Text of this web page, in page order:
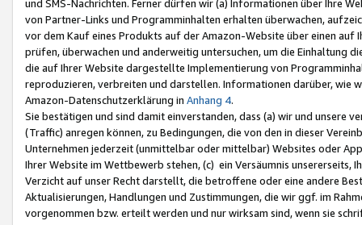
und SMS-Nachrichten. Ferner dürfen wir (a) Informationen über Ihre
von Partner-Links und Programminhalten erhalten überwachen,
vor dem Kauf eines Produkts auf der Amazon-Website über einen
prüfen, überwachen und anderweitig untersuchen, um die Einhaltung
die auf Ihrer Website dargestellte Implementierung von
reproduzieren, verbreiten und darstellen. Informationen darüber, wie
Amazon-Datenschutzerklärung in Anhang 4.
Sie bestätigen und sind damit einverstanden, dass (a) wir und
(Traffic) anregen können, zu Bedingungen, die von den in dieser
Unternehmen jederzeit (unmittelbar oder mittelbar) Websites oder
Ihrer Website im Wettbewerb stehen, (c) ein Versäumnis unsererseits,
Verzicht auf unser Recht darstellt, die betroffene oder eine andere
Aktualisierungen, Handlungen und Zustimmungen, die wir ggf. im
vorgenommen bzw. erteilt werden und nur wirksam sind, wenn sie